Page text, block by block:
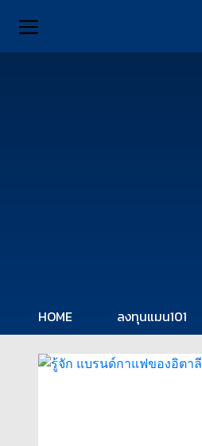
HOME ลงทุนแมน101